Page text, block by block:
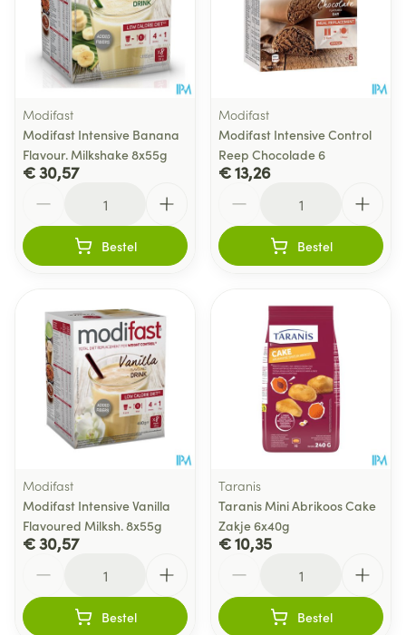
Modifast
Modifast Intensive Banana
Flavour. Milkshake 8x55g
€ 30,57
Bestel
Modifast
Modifast Intensive Control
Reep Chocolade 6
€ 13,26
Bestel
Modifast
Modifast Intensive Vanilla
Flavoured Milksh. 8x55g
€ 30,57
Bestel
Taranis
Taranis Mini Abrikoos Cake
Zakje 6x40g
€ 10,35
Bestel